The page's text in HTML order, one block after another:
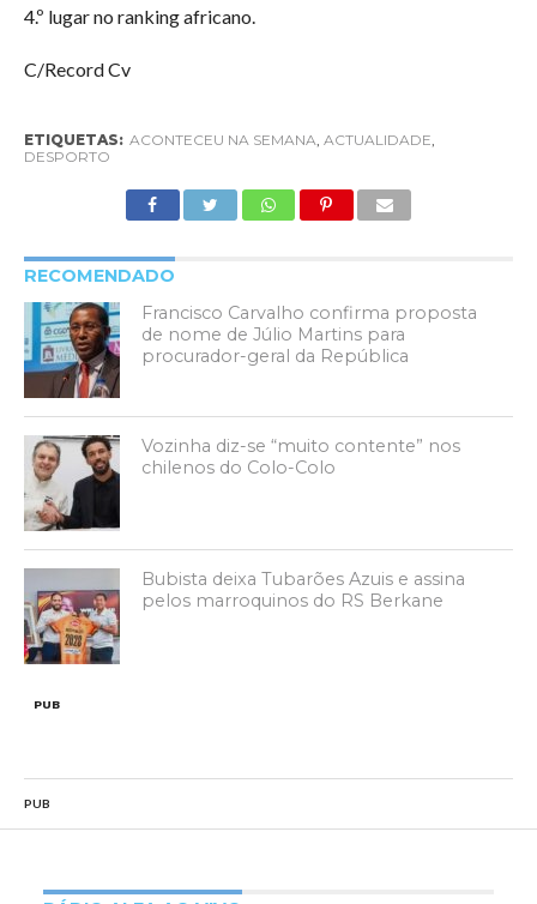
4.º lugar no ranking africano.
C/Record Cv
ETIQUETAS: ACONTECEU NA SEMANA ACTUALIDADE
DESPORTO
RECOMENDADO
Francisco Carvalho confirma proposta
de nome de Júlio Martins para
procurador-geral da República
Vozinha diz-se “muito contente” nos
chilenos do Colo-Colo
Bubista deixa Tubarões Azuis e assina
pelos marroquinos do RS Berkane
PUB
PUB